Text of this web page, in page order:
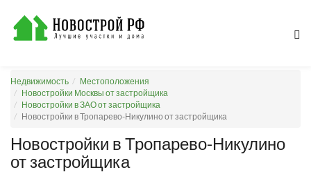
Недвижимость
Местоположения
Новостройки Москвы от застройщика
Новостройки в ЗАО от застройщика
Новостройки в Тропарево-Никулино от застройщика
Новостройки в Тропарево-Никулино
от застройщика